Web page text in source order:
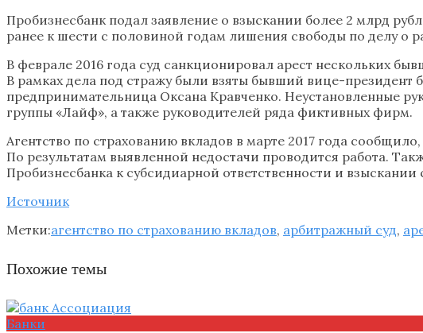
Пробизнесбанк подал заявление о взыскании более 2 млрд
ранее к шести с половиной годам лишения свободы по делу о
В феврале 2016 года суд санкционировал арест нескольких
В рамках дела под стражу были взяты бывший вице-президент
предпринимательница Оксана Кравченко. Неустановленные
группы «Лайф», а также руководителей ряда фиктивных фирм.
Агентство по страхованию вкладов в марте 2017 года
По результатам выявленной недостачи проводится работа.
Пробизнесбанка к субсидиарной ответственности и взыскании
Источник
Метки:агентство по страхованию вкладов, арбитражный суд,
Похожие темы
Банки